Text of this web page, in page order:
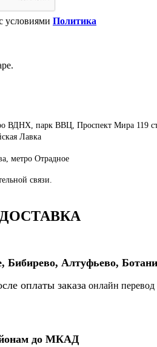
условиями Политика
ВДНХ, парк ВВЦ, Проспект Мира 119
Лавка
метро Отрадное
связи.
Бибирево, Алтуфьево,
оплаты заказа онлайн
до МКАД